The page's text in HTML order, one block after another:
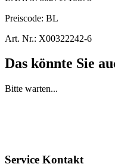
Preiscode: BL
Art. Nr.: X00322242-6
Das könnte Sie
Bitte warten...
Service Kontakt